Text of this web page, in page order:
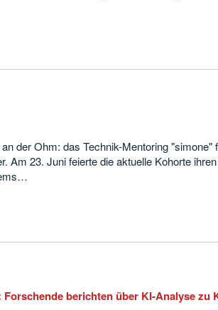
der Ohm: das Technik-Mentoring "simone"
Am 23. Juni feierte die aktuelle Kohorte
berichten über KI-Analyse zu